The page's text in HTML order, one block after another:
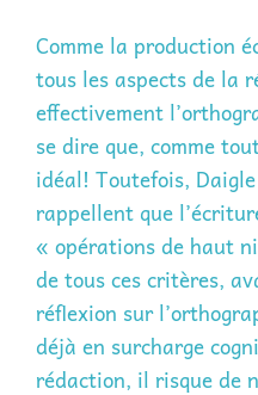
Comme la production
tous les aspects de la
effectivement
se dire que, comme
idéal! Toutefois,
rappellent que
« opérations de haut
de tous ces critères,
réflexion sur
déjà en surcharge
rédaction, il risque de